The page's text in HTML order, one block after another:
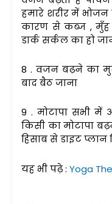
हमारे शरीर में
कारण से कब्ज ,
डार्क सर्कल का हो
8 . वजन बढ़ने का
बाद बैठ जाना
9 . मोटापा सभी
किसी का मोटापा
हिसाब से डाइट प्लान
यह भी पढ़े : Yoga